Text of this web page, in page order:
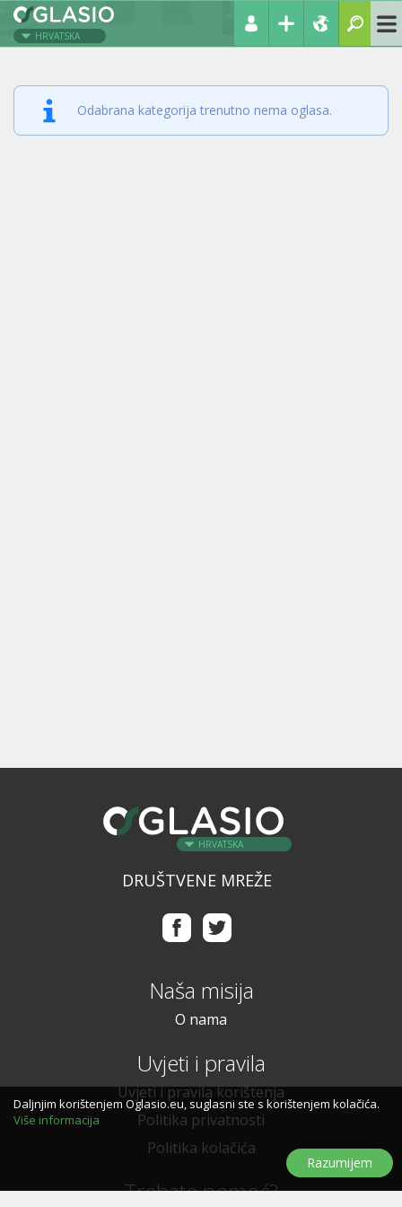
HRVATSKA
Odabrana kategorija trenutno nema oglasa.
HRVATSKA
DRUŠTVENE MREŽE
Naša misija
O nama
Uvjeti i pravila
Uvjeti i pravila korištenja
Politika privatnosti
Politika kolačića
Trebate pomoć?
Daljnjim korištenjem Oglasio.eu, suglasni ste s korištenjem kolačića.
Više informacija
Razumijem